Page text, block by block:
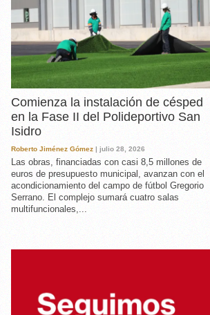
Comienza la instalación de césped
en la Fase II del Polideportivo San
Isidro
Roberto Jiménez Gómez | julio 28, 2026
Las obras, financiadas con casi 8,5 millones de
euros de presupuesto municipal, avanzan con el
acondicionamiento del campo de fútbol Gregorio
Serrano. El complejo sumará cuatro salas
multifuncionales,...